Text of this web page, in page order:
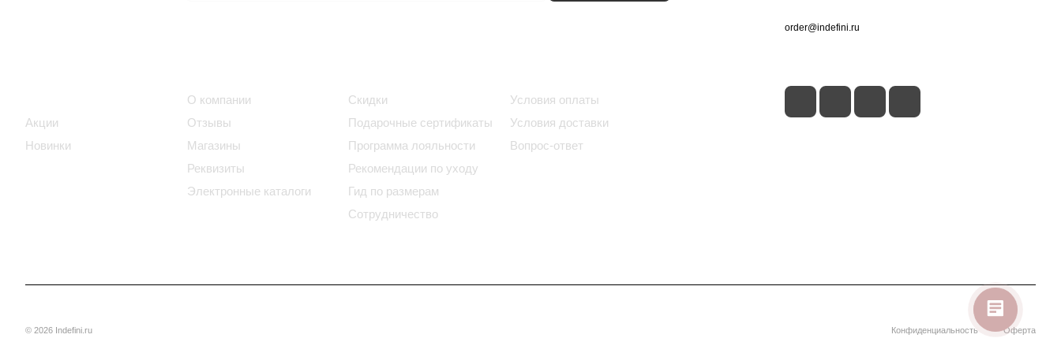
Акции
Новинки
О компании
Отзывы
Магазины
Реквизиты
Электронные каталоги
Скидки
Подарочные сертификаты
Программа лояльности
Рекомендации по уходу
Гид по размерам
Сотрудничество
Условия оплаты
Условия доставки
Вопрос-ответ
order@indefini.ru
© 2026 Indefini.ru Конфиденциальность Оферта